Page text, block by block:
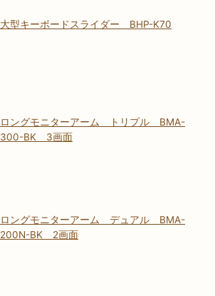
大型キーボードスライダー BHP-K70
ロングモニターアーム トリプル BMA-
300-BK 3画面
ロングモニターアーム デュアル BMA-
200N-BK 2画面